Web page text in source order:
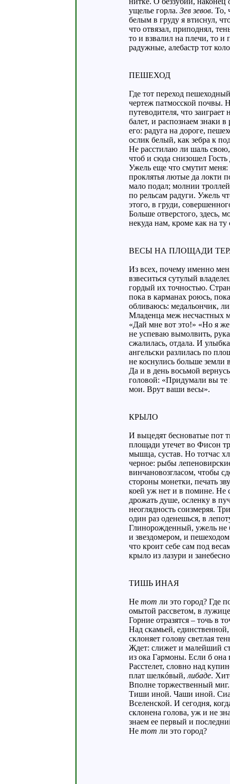
ущелье горла. Зев зевов. То,
белым в груду я втиснул,
что отвязал, приподнял,
то и взвалил на плечи, то и
радужные, алебастр тот
ПЕШЕХОД
Где тот переход
чертеж патмосской почвы.
путеводителя, что заиграет
балет, и распознаем знаки в
его: радуга на дороге,
ослик белый, как зебра к
Не расстилаю ли шаль
чтоб и сюда снизошел
Ужель еще что смутит
проклятья лютые да локти
мало подал; молнии
по рельсам радуги. Ужель
этого, в груди,
Больше отверстого, здесь,
некуда нам, кроме как на ту
ВЕСЫ НА ПЛОЩАДИ
Из всех, почему именно
взвеситься сутулый
гордый их точностью.
пока в карманах роюсь,
обливаюсь: медальончик,
Младенца меж несчастных
«Дай мне вот это!» «Но я
не успеваю вымолвить,
сжалилась, отдала. И
ангельски разлилась по
не коснулись больше земли
Да и в день восьмой
головой: «Придумали вы
мои. Врут ваши весы».
КРЫЛО
И выцедят бесноватые пот
площади утечет во Фисон
мышца, сустав. Но тотчас
черное: рыбы
винчановозгласом, чтобы
стороны монетки, печать
коей уж нет и в помине. Не
дрожать душе, осленку в
неоглядность соизмеряя.
один раз оденешься, в
Глинорожденный, ужель не
и звездомером, и
что кроит себе сам под
крыло из лазури и
ТИШЬ ИНАЯ
Не тот ли это город? Где
омытой рассветом, в
Горние отразятся – точь в
Над скамьей, единственной,
склоняет голову светлая
Ждет: слижет и малейший
из ока Гармоны. Если б
Расстелет, словно над
плат шелкóвый, либаде.
Вполне торжественный
Тиши иной. Чаши иной.
Вселенской. И сегодня,
склонена голова, уж и не
знаем ее первый и
Не тот ли это город?